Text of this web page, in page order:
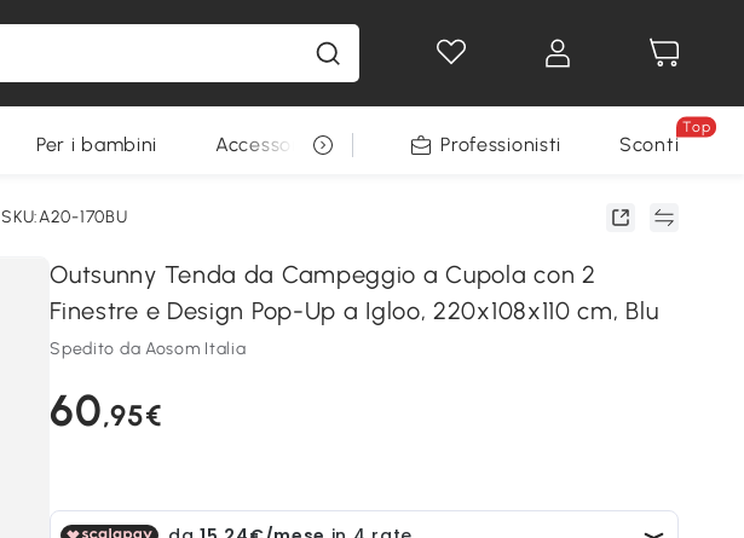
Per i bambini Accessori per animali Professionisti Sconti
Top
SKU:A20-170BU
Outsunny Tenda da Campeggio a Cupola con 2
Finestre e Design Pop-Up a Igloo, 220x108x110 cm, Blu
Spedito da Aosom Italia
60,95€